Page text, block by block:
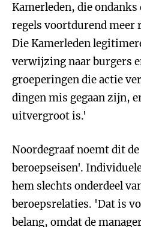
Kamerleden, die
regels voortdurend meer
Die Kamerleden
verwijzing naar burgers
groeperingen die actie
dingen mis gegaan zijn,
uitvergroot is.'
Noordegraaf noemt dit
beroepseisen'.
hem slechts onderdeel
beroepsrelaties. 'Dat is
belang, omdat de